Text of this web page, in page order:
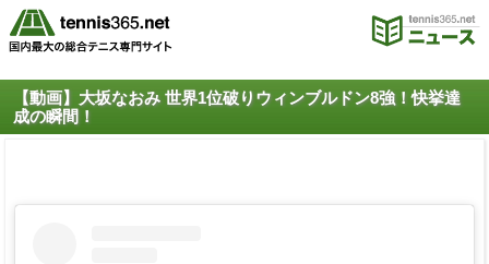
【動画】大坂なおみ 世界1位破りウィンブルドン8強！快挙達
成の瞬間！